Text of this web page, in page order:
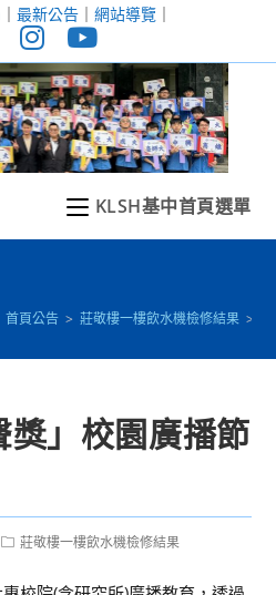
｜ 最新公告｜ 網站導覽｜
KLSH基中首頁選單
首頁公告 > 莊敬樓一樓飲水機檢修結果 >
」校園廣播節
Post莊敬樓一樓飲水機檢修結果